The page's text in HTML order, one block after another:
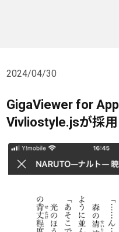
2024/04/30
GigaViewer for
Vivliostyle.jsが採